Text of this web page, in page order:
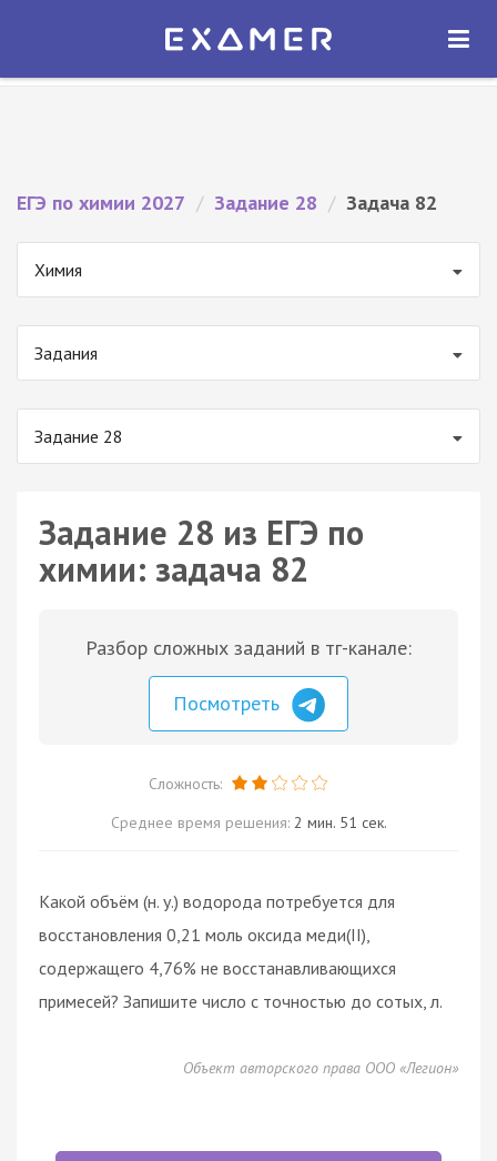
Экзамер — ЕГЭ 2027
ОТКРЫТЬ
ЕГЭ по химии 2027 / Задание 28 / Задача 82
Химия
Задания
Задание 28
Задание 28 из ЕГЭ по
химии: задача 82
Разбор сложных заданий в тг-канале:
Посмотреть
Сложность:
Среднее время решения: 2 мин. 51 сек.
Какой объём (н. у.) водорода потребуется для
восстановления 0,21 моль оксида меди(II),
содержащего 4,76% не восстанавливающихся
примесей? Запишите число с точностью до сотых, л.
Объект авторского права ООО «Легион»